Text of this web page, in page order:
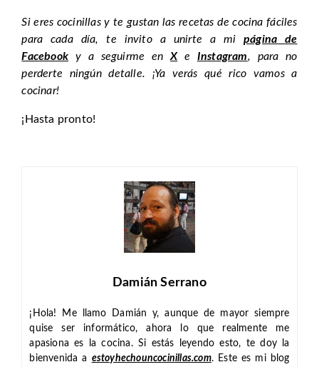
Si eres cocinillas y te gustan las recetas de cocina fáciles
para cada día, te invito a unirte a mipágina de
Facebook y a seguirme enXe Instagram, para no
perderte ningún detalle. ¡Ya verás qué rico vamos a
cocinar!
¡Hasta pronto!
Damián Serrano
¡Hola! Me llamo Damián y, aunque de mayor siempre
quise ser informático, ahora lo que realmente me
apasiona es la cocina. Si estás leyendo esto, te doy la
bienvenida a estoyhechouncocinillas.com. Este es mi blog